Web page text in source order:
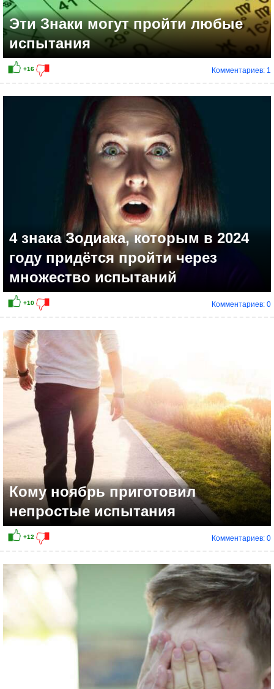
+11
Эти Знаки могут пройти любые
испытания
Комментариев: 1
4 знака Зодиака, которым в 2024
году придётся пройти через
множество испытаний
Комментариев: 0
Кому ноябрь приготовил
непростые испытания
Комментариев: 0